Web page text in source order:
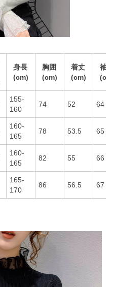
身長
(cm)
胸囲
(cm)
着丈
(cm)
袖丈
155-
160
74 52 64
160-
165
78 53.5 65
160-
165
82 55 66
165-
170
86 56.5 67